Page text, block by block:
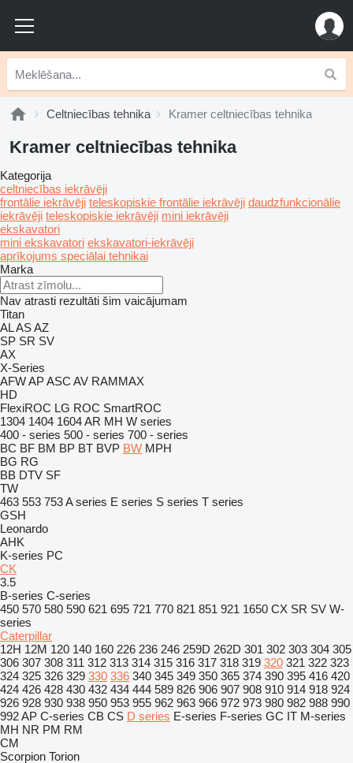
Celtniecības tehnika Kramer celtniecības tehnika
Kramer celtniecības tehnika
Kategorija
celtniecības iekrāvēji
frontālie iekrāvēji teleskopiskie frontālie iekrāvēji daudzfunkcionālie
iekrāvēji teleskopiskie iekrāvēji mini iekrāvēji
ekskavatori
mini ekskavatori ekskavatori-iekrāvēji
aprīkojums speciālai tehnikai
Marka
Nav atrasti rezultāti šim vaicājumam
Titan
ALASAZ
SP SR SV
AX
X-Series
AFWAPASC AV RAMMAX
HD
FlexiROC LG ROC SmartROC
1304 1404 1604AR MH W series
400 - series 500 - series 700 - series
BC BF BM BP BT BVP BW MPH
BG RG
BB DTV SF
TW
463 553 753A series E series S series T series
GSH
Leonardo
AHK
K-series PC
CK
3.5
B-series C-series
450 570 580 590 621 695 721 770 821 851 921 1650 CX SR SV W-
series
Caterpillar
12H 12M 120 140 160 226 236 246 259D 262D 301 302 303 304 305
306 307 308 311 312 313 314 315 316 317 318 319 320 321 322 323
324 325 326 329 330 336 340 345 349 350 365 374 390 395 416 420
424 426 428 430 432 434 444 589 826 906 907 908 910 914 918 924
926 928 930 938 950 953 955 962 963 966 972 973 980 982 988 990
992AP C-series CB CS D series E-series F-series GC IT M-series
MH NR PM RM
CM
Scorpion Torion